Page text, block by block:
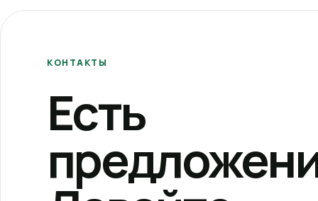
КОНТАКТЫ
Есть